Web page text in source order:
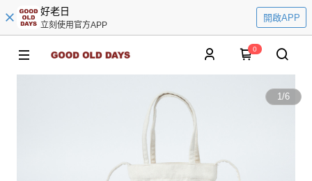
好老日
立刻使用官方APP
開啟APP
0
1/6